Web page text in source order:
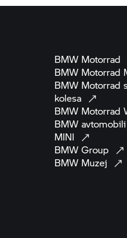
BMW Motorrad
BMW Motorrad
BMW Motorrad
kolesa
BMW Motorrad
BMW avtomobili
MINI
BMW Group
BMW Muzej